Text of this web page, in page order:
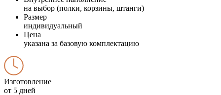
на выбор (полки, корзины, штанги)
Размер
индивидуальный
Цена
указана за базовую комплектацию
Изготовление
от 5 дней